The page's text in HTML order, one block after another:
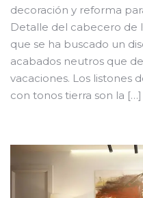
decoración y reforma
Detalle del cabecero de
que se ha buscado un
acabados neutros que
vacaciones. Los listones
con tonos tierra son la […]